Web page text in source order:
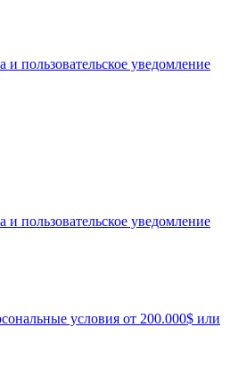
и пользовательское уведомление
и пользовательское уведомление
условия от 200.000$ или